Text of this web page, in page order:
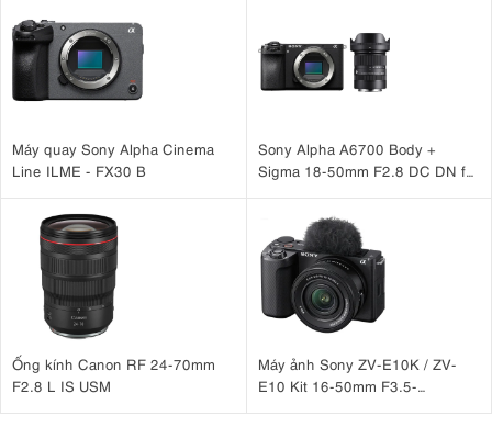
Máy quay Sony Alpha Cinema
Line ILME - FX30 B
Sony Alpha A6700 Body +
Sigma 18-50mm F2.8 DC DN for
Ống kính Canon RF 24-70mm
F2.8 L IS USM
Máy ảnh Sony ZV-E10K / ZV-
E10 Kit 16-50mm F3.5-